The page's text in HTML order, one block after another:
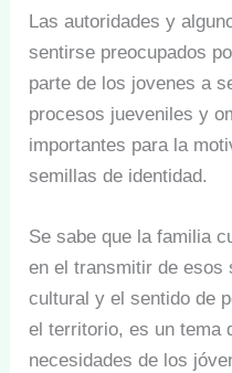
Las autoridades y
sentirse preocupados
parte de los jovenes a
procesos jueveniles y
importantes para la
semillas de identidad.
Se sabe que la familia
en el transmitir de esos
cultural y el sentido de
el territorio, es un tema
necesidades de los